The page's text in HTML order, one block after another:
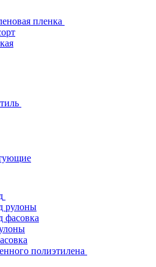
пленка
рулоны
фасовка
полиэтилена